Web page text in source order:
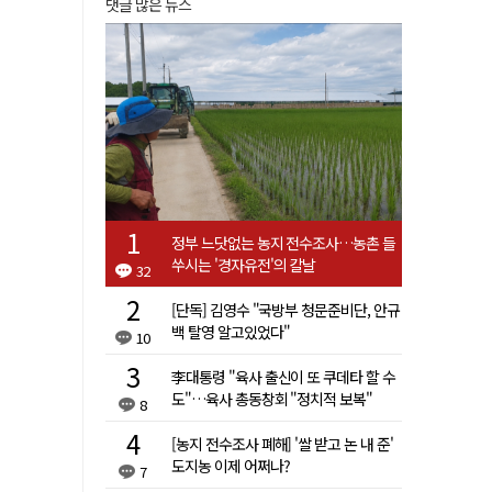
댓글 많은 뉴스
32
정부 느닷없는 농지 전수조사…농촌 들
쑤시는 '경자유전'의 칼날
10
[단독] 김영수 "국방부 청문준비단, 안규
백 탈영 알고있었다"
8
李대통령 "육사 출신이 또 쿠데타 할 수
도"…육사 총동창회 "정치적 보복"
7
[농지 전수조사 폐해] '쌀 받고 논 내 준'
도지농 이제 어쩌나?